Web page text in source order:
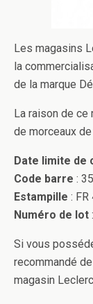
Les magasins
la
de la marque
La raison de
de morceaux
Date limite de
Code barre :
Estampille : FR
Numéro de lot
Si vous
recommandé
magasin